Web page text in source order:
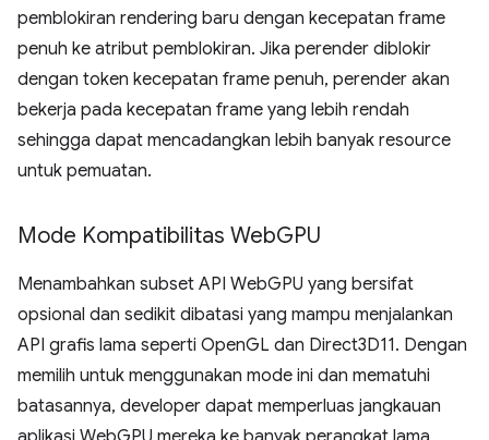
pemblokiran rendering baru dengan kecepatan frame
penuh ke atribut pemblokiran. Jika perender diblokir
dengan token kecepatan frame penuh, perender akan
bekerja pada kecepatan frame yang lebih rendah
sehingga dapat mencadangkan lebih banyak resource
untuk pemuatan.
Mode Kompatibilitas WebGPU
Menambahkan subset API WebGPU yang bersifat
opsional dan sedikit dibatasi yang mampu menjalankan
API grafis lama seperti OpenGL dan Direct3D11. Dengan
memilih untuk menggunakan mode ini dan mematuhi
batasannya, developer dapat memperluas jangkauan